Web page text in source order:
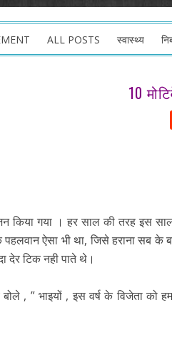
ALL POSTS स्वास्थ्य
10
किया गया । हर साल की तरह इस
ऐसा भी था, जिसे हराना सब के
देर टिक नही पाते थे।
, ” भाइयों , इस वर्ष के विजेता को